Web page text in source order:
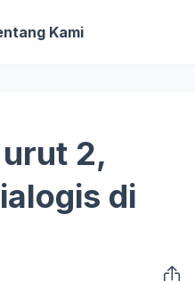
Kami
2,
di